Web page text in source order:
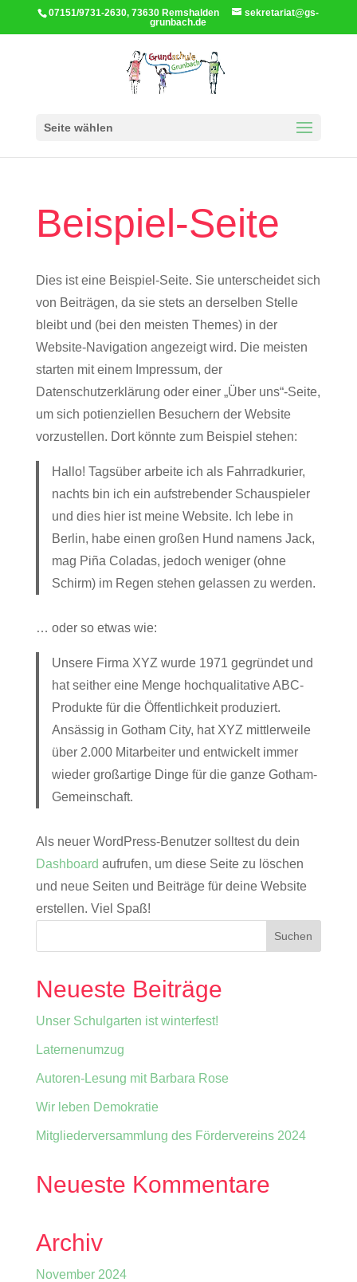
07151/9731-2630, 73630 Remshalden
sekretariat@gs-
grunbach.de
Seite wählen
Beispiel-Seite
Dies ist eine Beispiel-Seite. Sie unterscheidet sich
von Beiträgen, da sie stets an derselben Stelle
bleibt und (bei den meisten Themes) in der
Website-Navigation angezeigt wird. Die meisten
starten mit einem Impressum, der
Datenschutzerklärung oder einer „Über uns“-Seite,
um sich potienziellen Besuchern der Website
vorzustellen. Dort könnte zum Beispiel stehen:
Hallo! Tagsüber arbeite ich als Fahrradkurier,
nachts bin ich ein aufstrebender Schauspieler
und dies hier ist meine Website. Ich lebe in
Berlin, habe einen großen Hund namens Jack,
mag Piña Coladas, jedoch weniger (ohne
Schirm) im Regen stehen gelassen zu werden.
… oder so etwas wie:
Unsere Firma XYZ wurde 1971 gegründet und
hat seither eine Menge hochqualitative ABC-
Produkte für die Öffentlichkeit produziert.
Ansässig in Gotham City, hat XYZ mittlerweile
über 2.000 Mitarbeiter und entwickelt immer
wieder großartige Dinge für die ganze Gotham-
Gemeinschaft.
Als neuer WordPress-Benutzer solltest du dein
Dashboard aufrufen, um diese Seite zu löschen
und neue Seiten und Beiträge für deine Website
erstellen. Viel Spaß!
Neueste Beiträge
Unser Schulgarten ist winterfest!
Laternenumzug
Autoren-Lesung mit Barbara Rose
Wir leben Demokratie
Mitgliederversammlung des Fördervereins 2024
Neueste Kommentare
Archiv
November 2024